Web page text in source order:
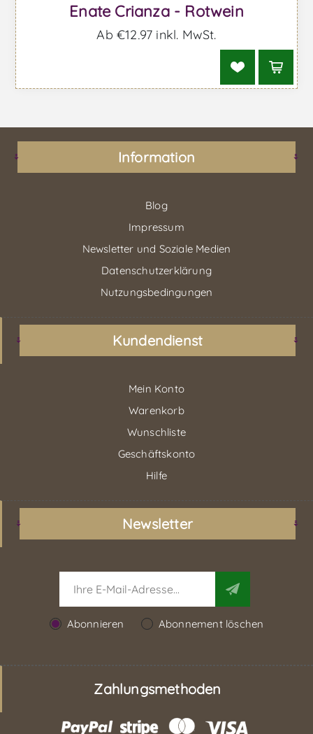
Enate Crianza - Rotwein
Ab €12,97 inkl. MwSt.
Information
Blog
Impressum
Newsletter und Soziale Medien
Datenschutzerklärung
Nutzungsbedingungen
Kundendienst
Mein Konto
Warenkorb
Wunschliste
Geschäftskonto
Hilfe
Newsletter
Abonnieren Abonnement löschen
Zahlungsmethoden